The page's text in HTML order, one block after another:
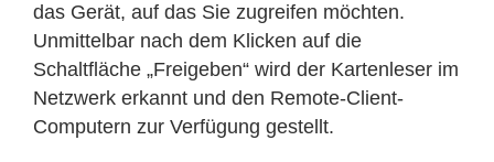
das Gerät, auf das Sie zugreifen möchten.
Unmittelbar nach dem Klicken auf die
Schaltfläche „Freigeben“ wird der Kartenleser im
Netzwerk erkannt und den Remote-Client-
Computern zur Verfügung gestellt.